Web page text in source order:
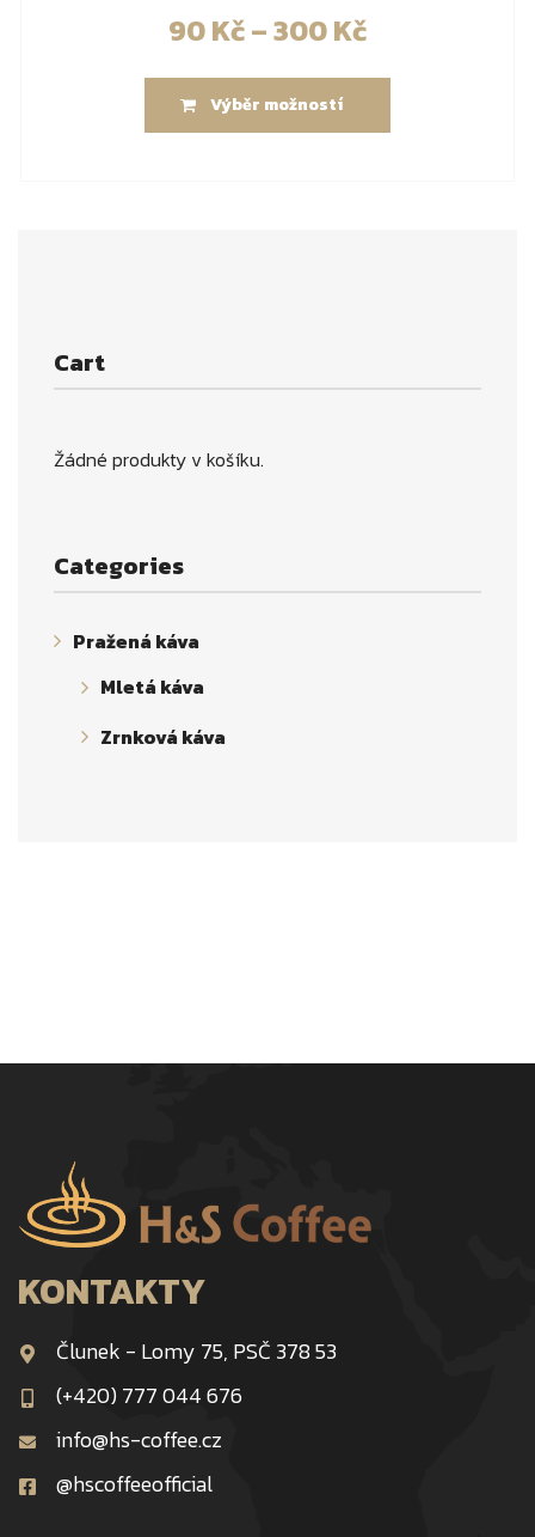
90Kč–300Kč
Výběr možností
Cart
Žádné produkty v košíku.
Categories
Pražená káva
Mletá káva
Zrnková káva
KONTAKTY
Člunek - Lomy 75, PSČ 378 53
(+420) 777 044 676
info@hs-coffee.cz
@hscoffeeofficial